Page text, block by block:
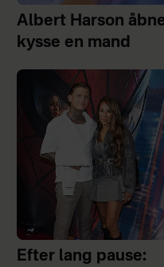
Albert Harson
kysse en mand
Efter lang pause: